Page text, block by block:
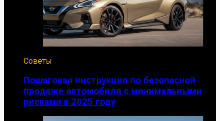
Советы
Пошаговая инструкция по безопасной
продаже автомобиля с минимальными
рисками в 2025 году